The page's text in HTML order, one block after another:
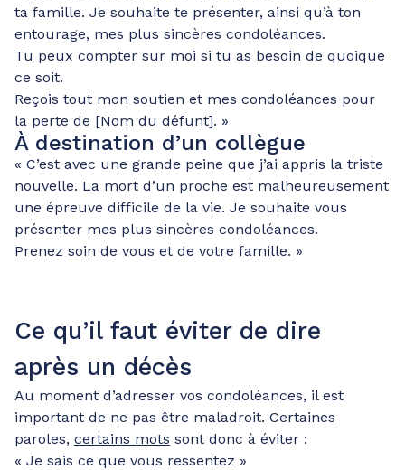
ta famille. Je souhaite te présenter, ainsi qu’à ton
entourage, mes plus sincères condoléances.
Tu peux compter sur moi si tu as besoin de quoique
ce soit.
Reçois tout mon soutien et mes condoléances pour
la perte de [Nom du défunt]. »
À destination d’un collègue
« C’est avec une grande peine que j’ai appris la triste
nouvelle. La mort d’un proche est malheureusement
une épreuve difficile de la vie. Je souhaite vous
présenter mes plus sincères condoléances.
Prenez soin de vous et de votre famille. »
Ce qu’il faut éviter de dire
après un décès
Au moment d’adresser vos condoléances, il est
important de ne pas être maladroit. Certaines
paroles, certains mots sont donc à éviter :
« Je sais ce que vous ressentez »